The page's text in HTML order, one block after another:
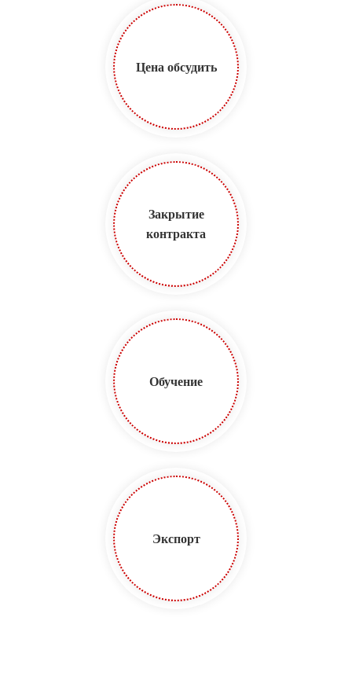
Цена обсудить
Закрытие
контракта
Обучение
Экспорт